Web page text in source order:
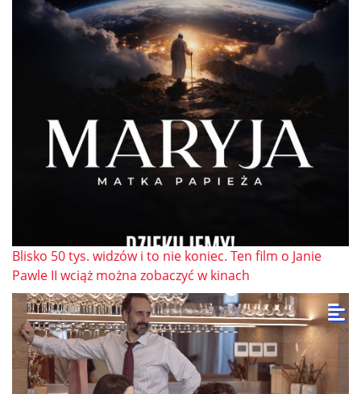
Blisko 50 tys. widzów i to nie koniec. Ten film o Janie
Pawle II wciąż można zobaczyć w kinach